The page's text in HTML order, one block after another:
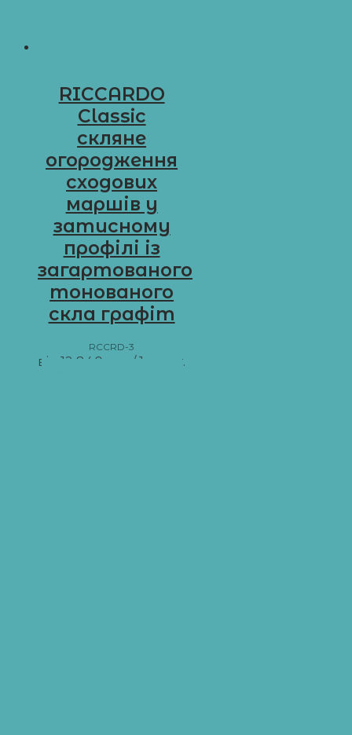
RICCARDO
Classic
скляне
огородження
сходових
маршів у
затисному
профілі із
загартованого
тонованого
скла графіт
RCCRD-3
від12 840
/ 1 м пог.